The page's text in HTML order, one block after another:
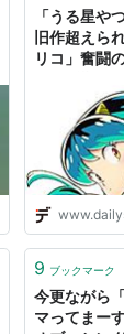
「うる星や
旧作超えら
リコ」奮闘
【2022年
り】 | デイ
9 ブックマーク
今更ながら
マってまー